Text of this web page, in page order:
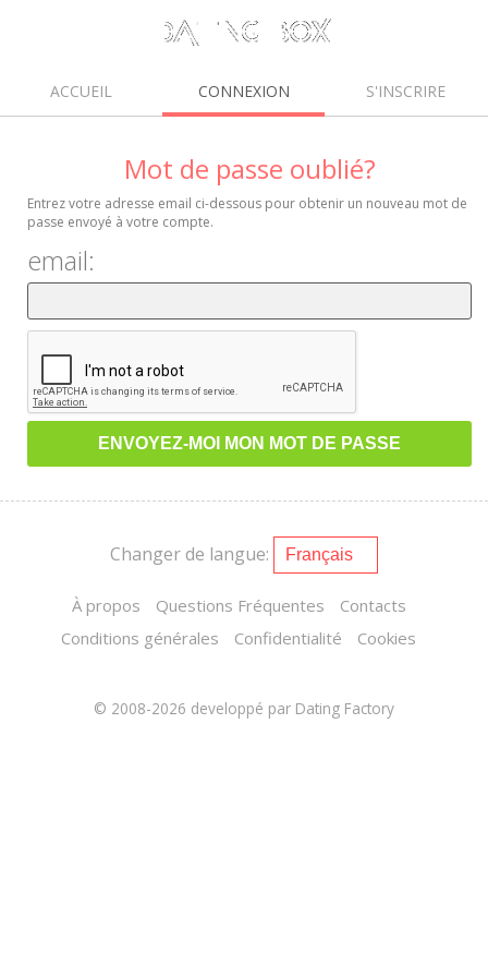
ACCUEIL CONNEXION S'INSCRIRE
Mot de passe oublié?
Entrez votre adresse email ci-dessous pour obtenir un nouveau mot de
passe envoyé à votre compte.
email:
Changer de langue:
À propos Questions Fréquentes
Contacts
Conditions générales
Confidentialité Cookies
© 2008-2026 developpé par Dating Factory